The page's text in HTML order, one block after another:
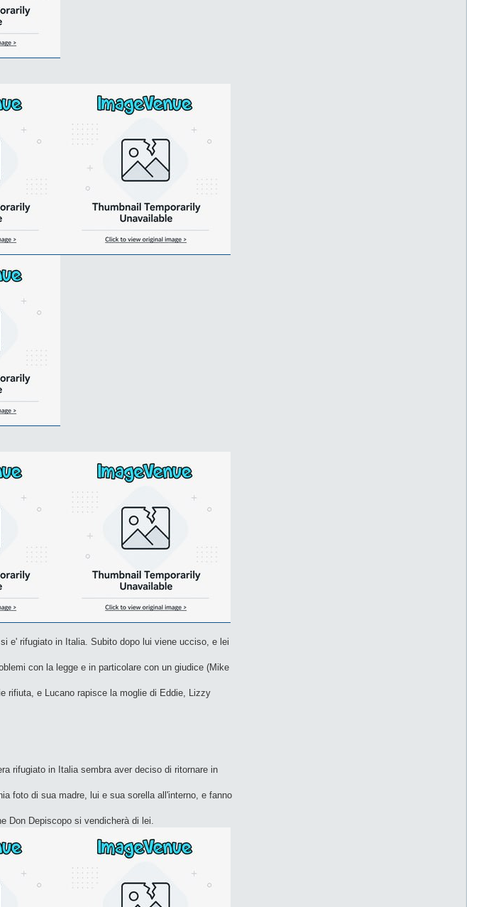
e' rifugiato in Italia. Subito dopo lui viene ucciso, e lei
con la legge e in particolare con un giudice (Mike
rifiuta, e Lucano rapisce la moglie di Eddie, Lizzy
rifugiato in Italia sembra aver deciso di ritornare in
foto di sua madre, lui e sua sorella all'interno, e fanno
Don Depiscopo si vendicherà di lei.